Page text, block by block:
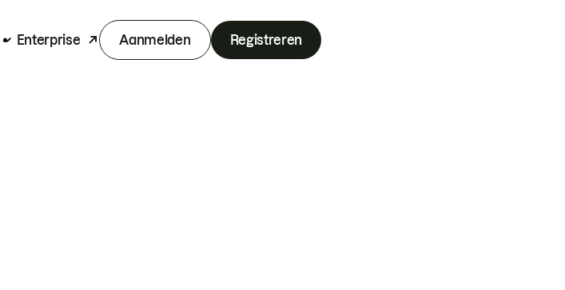
Enterprise Aanmelden Registreren